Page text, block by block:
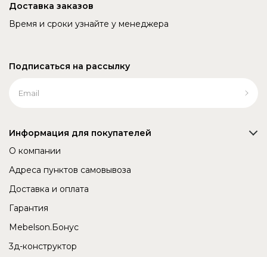
Доставка заказов
Время и сроки узнайте у менеджера
Подписаться на рассылку
Информация для покупателей
О компании
Адреса пунктов самовывоза
Доставка и оплата
Гарантия
Mebelson.Бонус
3д-конструктор